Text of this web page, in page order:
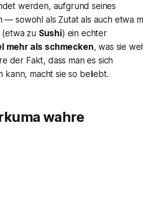
werden, aufgrund seines
— sowohl als Zutat als auch etwa
(etwa zu Sushi) ein echter
mehr als schmecken, was sie
der Fakt, dass man es sich
kann, macht sie so beliebt.
wahre